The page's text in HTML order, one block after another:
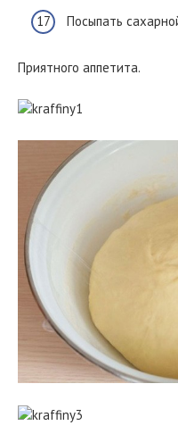
Посыпать
Приятного аппетита.